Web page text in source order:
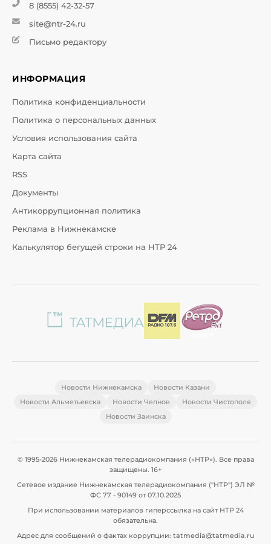
8 (8555) 42-32-57
site@ntr-24.ru
Письмо редактору
ИНФОРМАЦИЯ
Политика конфиденциальности
Политика о персональных данных
Условия использования сайта
Карта сайта
RSS
Документы
Антикоррупционная политика
Реклама в Нижнекамске
Калькулятор бегущей строки на НТР 24
Новости Нижнекамска
Новости Казани
Новости Альметьевска
Новости Челнов
Новости Чистополя
Новости Заинска
© 1995-2026 Нижнекамская телерадиокомпания («НТР»). Все права
защищены. 16+
Сетевое издание Нижнекамская телерадиокомпания ("НТР") ЭЛ №
ФС 77 - 90149 от 07.10.2025
При использовании материалов гиперссылка на сайт НТР 24
обязательна.
Адрес для сообщений о фактах коррупции: tatmedia@tatmedia.ru